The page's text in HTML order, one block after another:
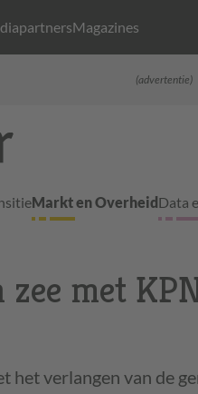
Magazines
(advertentie)
Markt en Overheid Data
met
het verlangen van de